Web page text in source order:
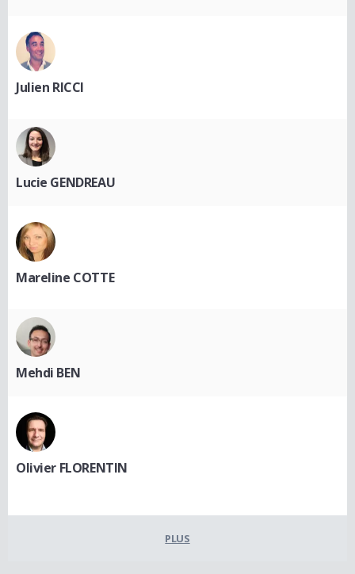
Julien RICCI
Lucie GENDREAU
Mareline COTTE
Mehdi BEN
Olivier FLORENTIN
PLUS